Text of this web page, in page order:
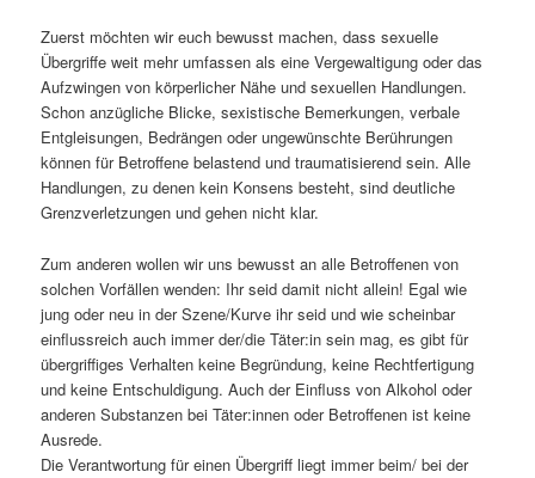
Zuerst möchten wir euch bewusst machen, dass sexuelle
Übergriffe weit mehr umfassen als eine Vergewaltigung oder das
Aufzwingen von körperlicher Nähe und sexuellen Handlungen.
Schon anzügliche Blicke, sexistische Bemerkungen, verbale
Entgleisungen, Bedrängen oder ungewünschte Berührungen
können für Betroffene belastend und traumatisierend sein. Alle
Handlungen, zu denen kein Konsens besteht, sind deutliche
Grenzverletzungen und gehen nicht klar.
Zum anderen wollen wir uns bewusst an alle Betroffenen von
solchen Vorfällen wenden: Ihr seid damit nicht allein! Egal wie
jung oder neu in der Szene/Kurve ihr seid und wie scheinbar
einflussreich auch immer der/die Täter:in sein mag, es gibt für
übergriffiges Verhalten keine Begründung, keine Rechtfertigung
und keine Entschuldigung. Auch der Einfluss von Alkohol oder
anderen Substanzen bei Täter:innen oder Betroffenen ist keine
Ausrede.
Die Verantwortung für einen Übergriff liegt immer beim/ bei der